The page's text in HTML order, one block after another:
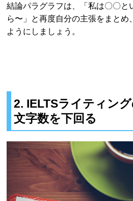
結論パラグラフは、「私は〇〇と
ら〜」と再度自分の主張をまとめ
ようにしましょう。
2. IELTSライティン
文字数を下回る